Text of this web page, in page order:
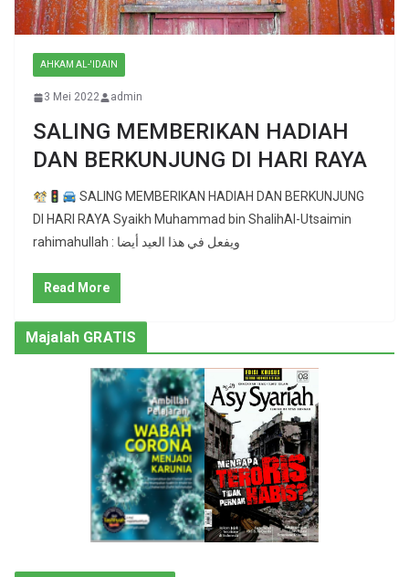
AHKAM AL-'IDAIN
3 Mei 2022 admin
SALING MEMBERIKAN HADIAH
DAN BERKUNJUNG DI HARI RAYA
SALING MEMBERIKAN HADIAH DAN BERKUNJUNG
DI HARI RAYA Syaikh Muhammad bin ShalihAl-Utsaimin
rahimahullah : ويفعل في هذا العيد أيضا
Read More
Majalah GRATIS